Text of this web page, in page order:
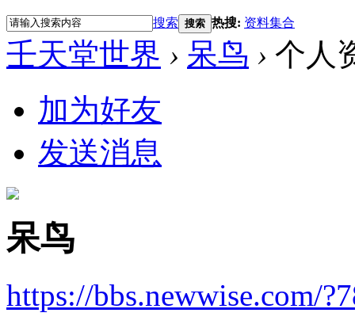
搜索 搜索 热搜: 资料集合
壬天堂世界 › 呆鸟 › 个人
加为好友
发送消息
呆鸟
https://bbs.newwise.com/